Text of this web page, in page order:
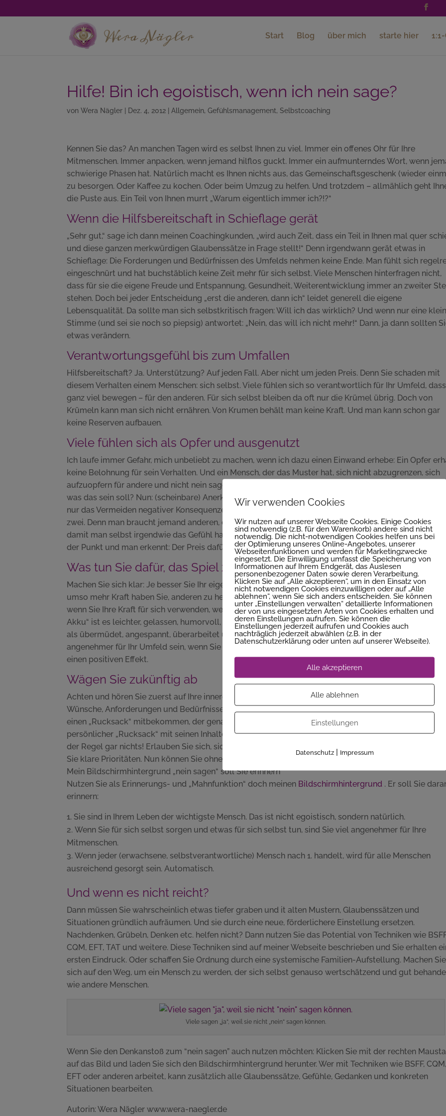
Start Blog über mich starte hier
Hilfe! Bin ich egoistisch, wenn ich nein sage?
vonWera Nägler Dez. 4, 2012 |Allgemein,Gefühlsmanagement,Selbstcoaching
Kennen Sie das? An manchen Tagen wird es selbst Ihnen zu viel. Immer ein offenes Ohr für Ihre
Mitmenschen. Immer anpacken, wenn jemand hilflos guckt. Immer ein aufmunterndes Wort, wenn
schwierige Phasen hat. Natürlich macht es Ihnen nichts aus, das Gemeinschaftsgeschenk (wieder
zu besorgen. Oder Kaffee zu kochen. Oder beim Umzug zu helfen. Und trotzdem – allmählich geht
die Puste aus. Ein Teil von Ihnen murrt „Warum eigentlich immer ich?!?“
Wenn die Hilfsbereitschaft in Schieflage gerät
„Sehr gut,“ sage ich dann meinen Coachingkunden, „wird auch Zeit, dass ein Teil in Ihnen mal quer
und diese ganzen merkwürdigen Glaubenssätze in Frage stellt!“ Denn irgendwann gerät etwas in
Schieflage: Die Forderungen und Bedürfnissen des Umfelds nehmen keine Ende. Man fühlt sich
eingeschnürt und hat buchstäblich keine Zeit mehr für sich selbst. Viele Menschen hinterfragen nicht,
dass für sie die eigene Freude und Entspannung, Gesundheit, Weiterentwicklung immer an zweiter
stehen. Doch bei jeder Entscheidung „erst die anderen, dann ich“ leidet generell die eigene
Lebensqualität. Da sollte man sich selbstkritisch fragen: Will ich das wirklich? Und wenn nur eine
Stimme (und sei sie noch so piepsig) antwortet: „Nein, das will ich nicht mehr!“ Dann, ja dann sollten
etwas verändern.
Verantwortungsgefühl bis zum Umfallen
Hilfsbereitschaft? Ja. Unterstützung? Auf jeden Fall. Aber nicht um jeden Preis. Denn Sie schaden mit
diesem Verhalten einem Menschen: sich selbst. Viele fühlen sich so verantwortlich für Ihr Umfeld,
ganz viel bewegen – für den anderen. Für sich selbst bleiben da oft nur die Krümel übrig. Doch von
Krümeln kann man sich nicht ernähren. Von Krumen behält man keine Kraft. Und man kann schon gar
keine Reserven aufbauen.
Viele fühlen sich als Opfer und ausgenutzt
Ich laufe immer Gefahr, mich unbeliebt zu machen, wenn ich dazu einen Einwand erhebe: Ein Opfer
keine Belohnung für sein Verhalten. Und ein Mensch, der das Muster hat, sich nicht abzugrenzen, sich
aufzuopfern für andere und nicht nein sagen will, der bekommt im Ausgleich ganz viel. Sie fragen sich,
was das sein soll? Nun: (scheinbare) Anerkennung, Sicherheit, positive Konsequenzen, manchmal auch
nur das Vermeiden negativer Konsequenzen. Und zu dem Spiel „ich werde ausgenutzt“ gehören
zwei. Denn man braucht jemand anderen, der sich beispielsweise über Grenzen anderer hinwegsetzt,
damit man selbst irgendwie das Gefühl hat „ein guter/besserer Mensch zu sein“. Doch irgendwann
der Punkt und man erkennt: Der Preis dafür ist zu hoch. So will ich nicht weiter machen. Es reicht.
Was tun Sie dafür, das Spiel zu beenden?
Machen Sie sich klar: Je besser Sie Ihr eigenes Leben im Gleichgewicht halten und für sich selbst
umso mehr Kraft haben Sie, anderen zu helfen. Außerdem sind Sie ein angenehmerer Zeitgenosse.
wenn Sie Ihre Kraft für sich verwenden, werden Sie eher in sich ruhen und zufrieden sein. Mit
Akku“ ist es leichter, gelassen, humorvoll, erfüllt und gut gelaunt zu sein. Wie klingt das für Sie?
als übermüdet, angespannt, überarbeitet und gereizt? Glauben Sie mir: Sie werden wesentlich
angenehmer für Ihr Umfeld sein, wenn Sie aus dem Vollen schöpfen. Und damit haben Sie von ganz
einen positiven Effekt.
Wägen Sie zukünftig ab
Achten und hören Sie zuerst auf Ihre inneren Signale. Wägen Sie diese innere Stimme dann gegen die
Wünsche, Anforderungen und Bedürfnisse Ihrer Mitmenschen ab. Machen Sie sich klar: Jeder Mensch
einen „Rucksack“ mitbekommen, der genau zu den Anforderungen und Krisen seines Lebens passt. Ihr
persönlicher „Rucksack“ mit seinen Inhalten passt nur für Sie. Anderen Menschen hilft Ihr „Rucksack“
der Regel gar nichts! Erlauben Sie sich, sich persönliche Ziele zu setzen und diese zu verfolgen. So
Sie klare Prioritäten. Nun können Sie ohne Zögern dort Nein sagen, wo es notwendig und sinnvoll ist.
Mein Bildschirmhintergrund „nein sagen“ soll Sie erinnern
Nutzen Sie als Erinnerungs- und „Mahnfunktion“ doch meinen Bildschirmhintergrund . Er soll Sie
erinnern:
Sie sind in Ihrem Leben der wichtigste Mensch. Das ist nicht egoistisch, sondern natürlich.
Wenn Sie für sich selbst sorgen und etwas für sich selbst tun, sind Sie viel angenehmer für Ihre
Mitmenschen.
Wenn jeder (erwachsene, selbstverantwortliche) Mensch nach 1. handelt, wird für alle Menschen
ausreichend gesorgt sein. Automatisch.
Und wenn es nicht reicht?
Dann müssen Sie wahrscheinlich etwas tiefer graben und it alten Mustern, Glaubenssätzen und
Situationen gründlich aufräumen. Und sie durch eine neue, förderlichere Einstellung ersetzen.
Nachdenken, Grübeln, Denken etc. helfen nicht? Dann nutzen Sie das Potential von Techniken wie
CQM, EFT, TAT und weitere. Diese Techniken sind auf meiner Webseite beschrieben und Sie erhalten
ersten Eindruck. Oder schaffen Sie Ordnung durch eine systemische Familien-Aufstellung. Machen Sie
sich auf den Weg, um ein Mensch zu werden, der sich selbst genauso wertschätzend und gut
wie andere Menschen.
Viele sagen „ja“, weil sie nicht „nein“ sagen können.
Wenn Sie den Denkanstoß zum “nein sagen” auch nutzen möchten: Klicken Sie mit der rechten
auf das Bild und laden Sie sich den Bildschirmhintergrund herunter. Wer mit Techniken wie BSFF, CQM,
EFT oder anderen arbeitet, kann zusätzlich alle Glaubenssätze, Gefühle, Gedanken und konkreten
Situationen bearbeiten.
Autorin: Wera Nägler www.wera-naegler.de
Wir verwenden Cookies
Wir nutzen auf unserer Webseite Cookies. Einige Cookies
sind notwendig (z.B. für den Warenkorb) andere sind nicht
notwendig. Die nicht-notwendigen Cookies helfen uns bei
der Optimierung unseres Online-Angebotes, unserer
Webseitenfunktionen und werden für Marketingzwecke
eingesetzt. Die Einwilligung umfasst die Speicherung von
Informationen auf Ihrem Endgerät, das Auslesen
personenbezogener Daten sowie deren Verarbeitung.
Klicken Sie auf „Alle akzeptieren“, um in den Einsatz von
nicht notwendigen Cookies einzuwilligen oder auf „Alle
ablehnen“, wenn Sie sich anders entscheiden. Sie können
unter „Einstellungen verwalten“ detaillierte Informationen
der von uns eingesetzten Arten von Cookies erhalten und
deren Einstellungen aufrufen. Sie können die
Einstellungen jederzeit aufrufen und Cookies auch
nachträglich jederzeit abwählen (z.B. in der
Datenschutzerklärung oder unten auf unserer Webseite).
Alle akzeptieren
Alle ablehnen
Einstellungen
Datenschutz| Impressum